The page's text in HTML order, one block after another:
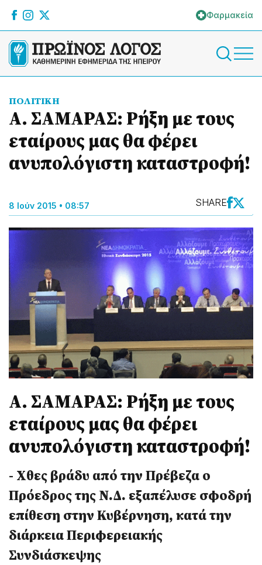
Φαρμακεία
ΠΟΛΙΤΙΚΗ
Α. ΣΑΜΑΡΑΣ: Ρήξη με τους
εταίρους μας θα φέρει
ανυπολόγιστη καταστροφή!
8 Ιούν 2015 • 08:57 SHARE
Α. ΣΑΜΑΡΑΣ: Ρήξη με τους
εταίρους μας θα φέρει
ανυπολόγιστη καταστροφή!
- Χθες βράδυ από την Πρέβεζα ο
Πρόεδρος της Ν.Δ. εξαπέλυσε σφοδρή
επίθεση στην Κυβέρνηση, κατά την
διάρκεια Περιφερειακής
Συνδιάσκεψης